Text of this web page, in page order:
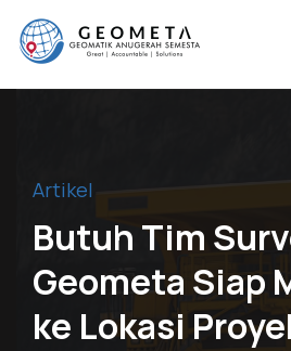
Geomatik
Geomatik
Artikel
Butuh Tim
Geometa Siap
ke Lokasi